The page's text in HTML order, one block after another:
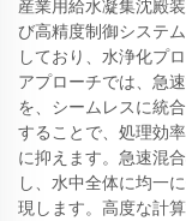
産業用給水凝集沈殿
び高精度制御システ
しており、水浄化プ
アプローチでは、急
を、シームレスに統
することで、処理効
に抑えます。急速混
し、水中全体に均一
現します。高度な計